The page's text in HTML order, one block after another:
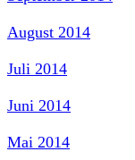
August 2014
Juli 2014
Juni 2014
Mai 2014